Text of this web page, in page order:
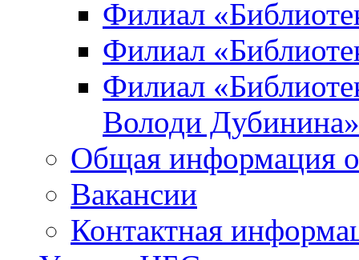
Филиал
Филиал
Филиал
Володи Дубинина»
Общая информация
Вакансии
Контактная